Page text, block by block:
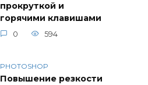
прокруткой и
горячими клавишами
0 594
PHOTOSHOP
Повышение резкости